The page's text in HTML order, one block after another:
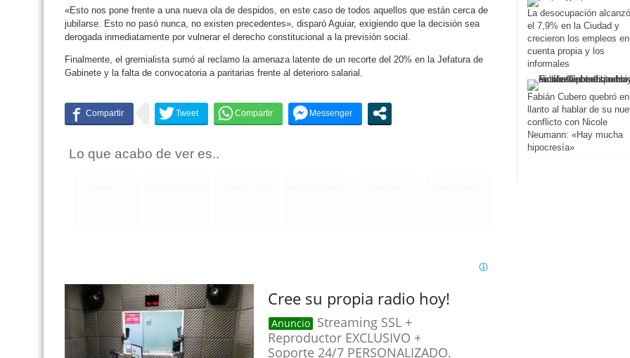
«Esto nos pone frente a una nueva ola de despidos, en este caso de todos aquellos que están cerca de
jubilarse. Esto no pasó nunca, no existen precedentes», disparó Aguiar, exigiendo que la decisión sea
derogada inmediatamente por vulnerar el derecho constitucional a la previsión social.
Finalmente, el gremialista sumó al reclamo la amenaza latente de un recorte del 20% en la Jefatura de
Gabinete y la falta de convocatoria a paritarias frente al deterioro salarial.
Lo que acabo de ver es..
La desocupación alcanzó
el 7,9% en la Ciudad y
crecieron los empleos en
cuenta propia y los
informales
Fabián Cubero quebró en
llanto al hablar de su
conflicto con Nicole
Neumann: «Hay mucha
hipocresía»